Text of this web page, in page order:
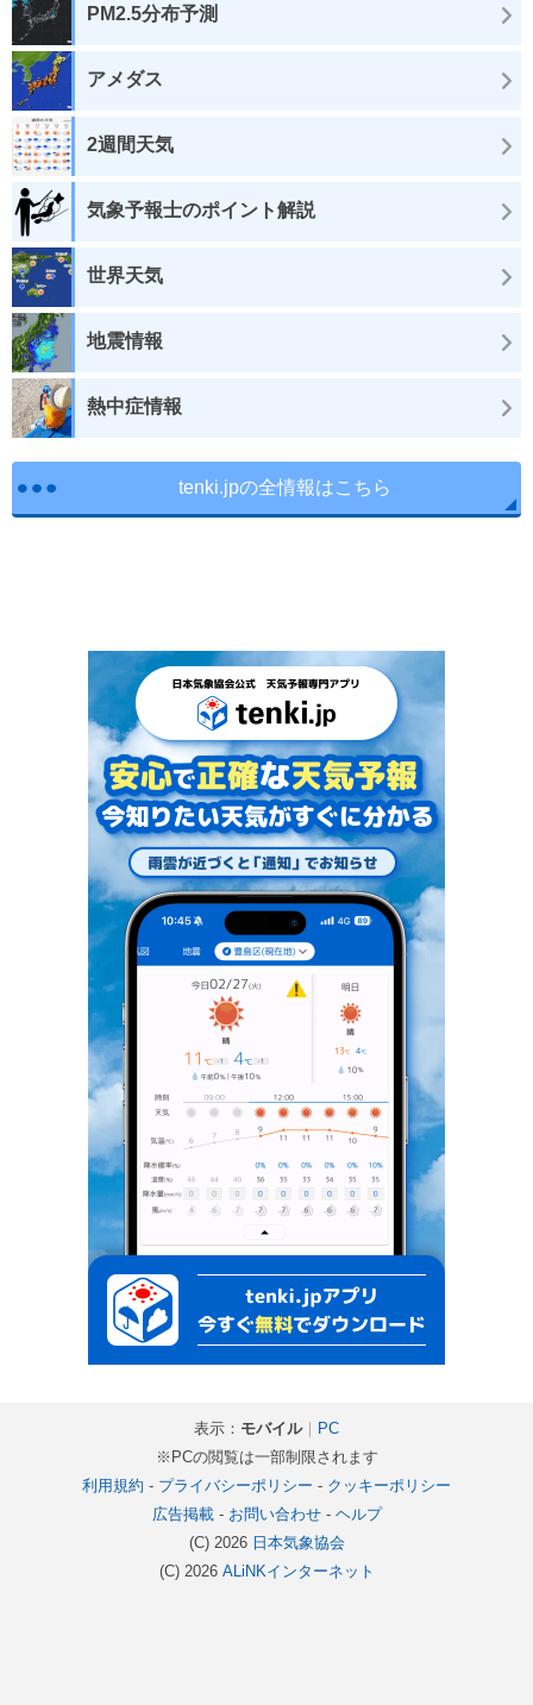
PM2.5分布予測
アメダス
2週間天気
気象予報士のポイント解説
世界天気
地震情報
熱中症情報
tenki.jpの全情報はこちら
表示： モバイル｜ PC
※PCの閲覧は一部制限されます
利用規約 - プライバシーポリシー - クッキーポリシー
広告掲載- お問い合わせ- ヘルプ
(C) 2026 日本気象協会
(C) 2026 ALiNKインターネット